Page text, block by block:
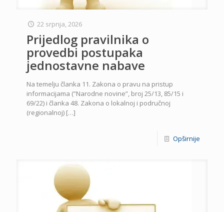
22 srpnja, 2026
Prijedlog pravilnika o
provedbi postupaka
jednostavne nabave
Na temelju članka 11. Zakona o pravu na pristup
informacijama (”Narodne novine”, broj 25/13, 85/15 i
69/22) i članka 48. Zakona o lokalnoj i područnoj
(regionalnoj) […]
Opširnije